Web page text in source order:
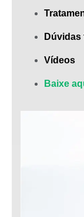
Dúvidas
Vídeos
Baixe